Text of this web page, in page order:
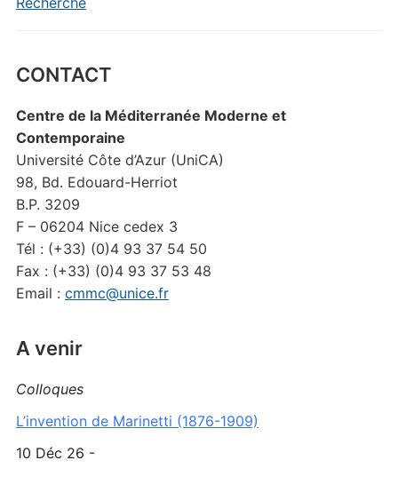
CONTACT
Centre de la Méditerranée Moderne et
Contemporaine
Université Côte d’Azur (UniCA)
98, Bd. Edouard-Herriot
B.P. 3209
F – 06204 Nice cedex 3
Tél : (+33) (0)4 93 37 54 50
Fax : (+33) (0)4 93 37 53 48
Email : cmmc@unice.fr
A venir
Colloques
L’invention de Marinetti (1876-1909)
10 Déc 26 -